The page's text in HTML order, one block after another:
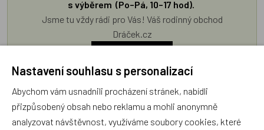
s výběrem (Po–Pá, 10–17 hod).
Jsme tu vždy rádi pro Vás! Váš rodinný obchod
Dráček.cz
Recenze v detailu produktu a texty od zákazníků v poradně
odrážejí výhradně názory a stanoviska zákazníků. Provozovatel
e-shopu Dráček.cz texty zákazníků předem neschvaluje ani
Nastavení souhlasu s personalizací
Abychom vám usnadnili procházení stránek, nabídli
přizpůsobený obsah nebo reklamu a mohli anonymně
analyzovat návštěvnost, využíváme soubory cookies, které